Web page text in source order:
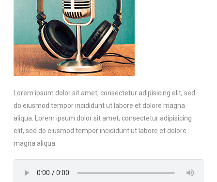
Lorem ipsum dolor sit amet, consectetur adipisicing elit, sed
do eiusmod tempor incididunt ut labore et dolore magna
aliqua. Lorem ipsum dolor sit amet, consectetur adipisicing
elit, sed do eiusmod tempor incididunt ut labore et dolore
magna aliqua.